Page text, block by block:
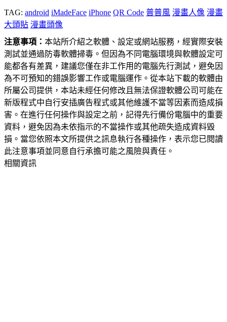
TAG: android iMadeFace iPhone QR Code 普普風 漫畫人像 漫畫
大頭貼 漫畫頭像
注意事項： 本站所介紹之軟體、設定或網站服務，經實際安裝
測試並通過防毒軟體掃毒。但因為不同電腦環境與軟體設定可
能都各有差異，建議您僅在非工作用的電腦先行測試，避免因
為不可預知的錯誤影響工作或電腦運作。從本站下載的軟體由
所屬公司提供，本站未經任何修改且無法保證軟體公司可能在
新版程式中自行安插廣告程式或其他維護不當等因素而造成損
害。在進行任何操作與設定之前，記得先行備份電腦中的重要
資料，避免因為未依指示的不當操作或其他疏失造成資料毀
損。當您依照本文所提供之訊息執行各種操作，表示您已閱讀
此注意事項並同意自行承擔可能之風險與責任。
相關資訊